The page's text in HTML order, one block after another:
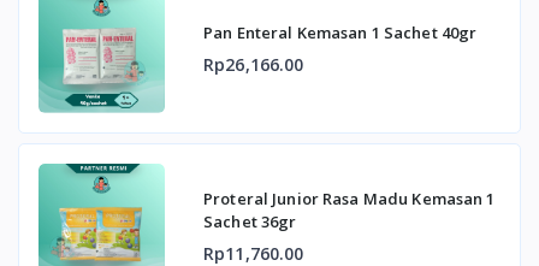
Pan Enteral Kemasan 1 Sachet 40gr
Rp26,166.00
Proteral Junior Rasa Madu Kemasan 1
Sachet 36gr
Rp11,760.00